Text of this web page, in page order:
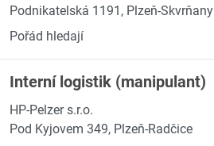
Podnikatelská 1191, Plzeň-Skvrňany
Pořád hledají
Interní logistik (manipulant)
HP-Pelzer s.r.o.
Pod Kyjovem 349, Plzeň-Radčice